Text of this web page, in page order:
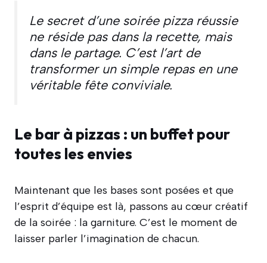
Le secret d’une soirée pizza réussie
ne réside pas dans la recette, mais
dans le partage. C’est l’art de
transformer un simple repas en une
véritable fête conviviale.
Le bar à pizzas : un buffet pour
toutes les envies
Maintenant que les bases sont posées et que
l’esprit d’équipe est là, passons au cœur créatif
de la soirée : la garniture. C’est le moment de
laisser parler l’imagination de chacun.